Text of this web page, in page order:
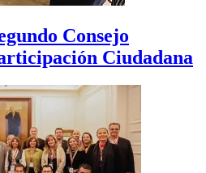
Consejo
Ciudadana